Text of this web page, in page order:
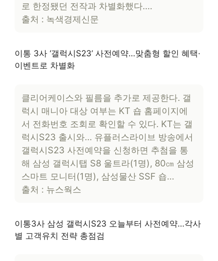
로 한정됐던 전작과 차별화했다….
출처 : 녹색경제신문
이통 3사 ‘갤럭시S23’ 사전예약…맞춤형 할인 혜택·
이벤트로 차별화
클리어케이스와 필름을 추가로 제공한다. 갤
럭시 매니아 대상 여부는 KT 숍 홈페이지에
서 전화번호 조회로 확인할 수 있다. KT는 갤
럭시S23 출시와… 유플러스라이브 방송에서
갤럭시S23 사전예약을 신청하면 추첨을 통
해 삼성 갤럭시탭 S8 울트라(1명), 80㎝ 삼성
스마트 모니터(1명), 삼성물산 SSF 숍…
출처 : 뉴스웍스
이통3사 삼성 갤럭시S23 오늘부터 사전예약…각사
별 고객유치 전략 총점검